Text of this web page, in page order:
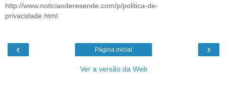
http://www.noticiasderesende.com/p/politica-de-
privacidade.html
‹ ›
Página inicial
Ver a versão da Web